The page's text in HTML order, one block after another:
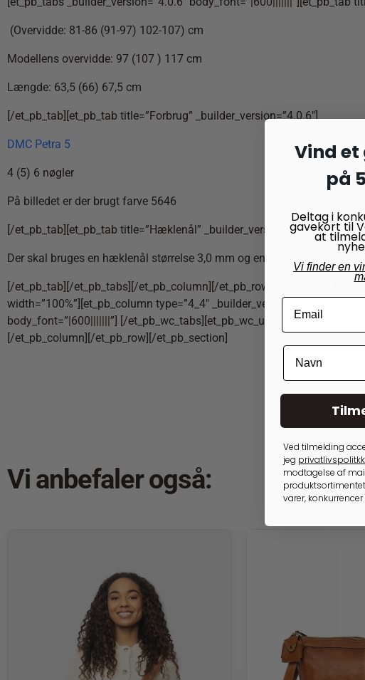
(Overvidde: 81-86 (91-97) 102-107) cm
Modellens overvidde: 97 (107 ) 117 cm
Længde: 63,5 (66) 67,5 cm
[/et_pb_tab][et_pb_tab title=”Forbrug” _builder_version=”4.0.6″]
DMC Petra 5
4 (5) 6 nøgler
På billedet er der brugt farve 5646
[/et_pb_tab][et_pb_tab title=”Hæklenål” _builder_version=”4.0.6″]
Der skal bruges en hæklenål størrelse 3,0 mm og en stramajnål til
[/et_pb_tab][/et_pb_tabs][/et_pb_column][/et_pb_row][et_pb_row
width=”100%”][et_pb_column type=”4_4″ _builder_version=”3.25″
body_font=”|600|||||||”] [/et_pb_wc_tabs][et_pb_wc_upsells
[/et_pb_column][/et_pb_row][/et_pb_section]
Vi anbefaler også:
Vind
på
Deltag i
gavekort til
at
Vi finder en
Ved tilmelding
jeg
modtagelse af
varer,